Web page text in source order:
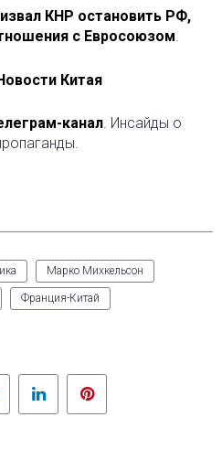
КНР остановить РФ,
с Евросоюзом.
Китая
канал. Инсайды о
Марко Михкельсон
Франция-Китай
Twitter LinkedIn